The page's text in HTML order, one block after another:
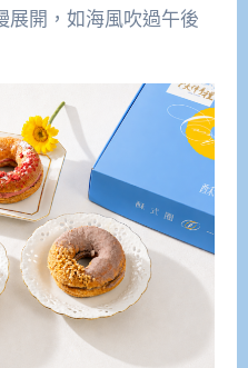
展開，如海風吹過午後